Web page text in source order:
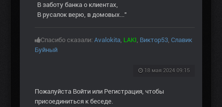
В заботу банка о клиентах,
В русалок верю, в домовых..."
Спасибо сказали: Avalokita LAKI Виктор53 Славик
Буйный
18 мая 2024 09:15
Пожалуйста Войти или Регистрация , чтобы
присоединиться к беседе.